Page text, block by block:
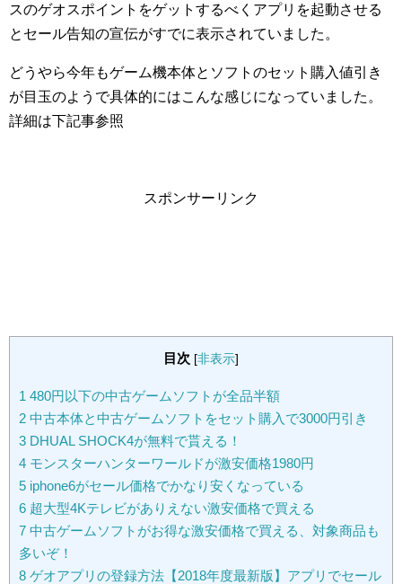
スのゲオスポイントをゲットするべくアプリを起動させる
とセール告知の宣伝がすでに表示されていました。
どうやら今年もゲーム機本体とソフトのセット購入値引き
が目玉のようで具体的にはこんな感じになっていました。
詳細は下記事参照
スポンサーリンク
目次 [非表示]
1 480円以下の中古ゲームソフトが全品半額
2 中古本体と中古ゲームソフトをセット購入で3000円引き
3 DHUAL SHOCK4が無料で貰える！
4 モンスターハンターワールドが激安価格1980円
5 iphone6がセール価格でかなり安くなっている
6 超大型4Kテレビがありえない激安価格で買える
7 中古ゲームソフトがお得な激安価格で買える、対象商品も
多いぞ！
8 ゲオアプリの登録方法【2018年度最新版】アプリでセール